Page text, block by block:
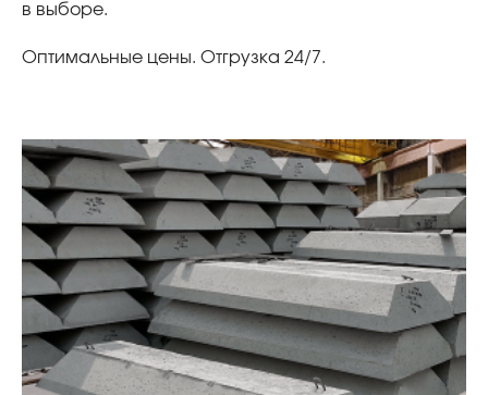
в выборе.
Оптимальные цены. Отгрузка 24/7.